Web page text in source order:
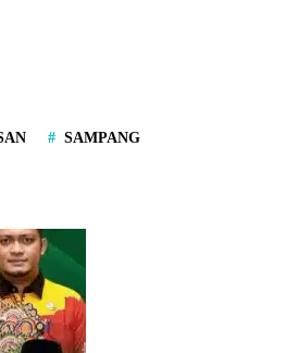
SAMPANG